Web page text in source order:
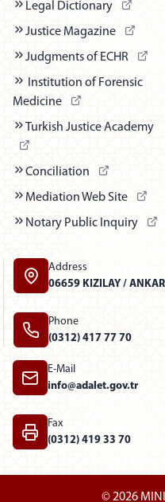
Legal Dictionary
(Dış
Justice Magazine (Dış
Judgments of ECHR (Dış
Institution of Forensic
Medicine
(Dış bağlantı - Yeni
Turkish Justice Academy
Conciliation (Dış bağlantı
Mediation Web Site (Dış
Notary Public Inquiry
Address
06659 KIZILAY /
Phone
(0312) 417 77 70
E-Mail
info@adalet.gov.tr
Fax
(0312) 419 33 70
© 2026